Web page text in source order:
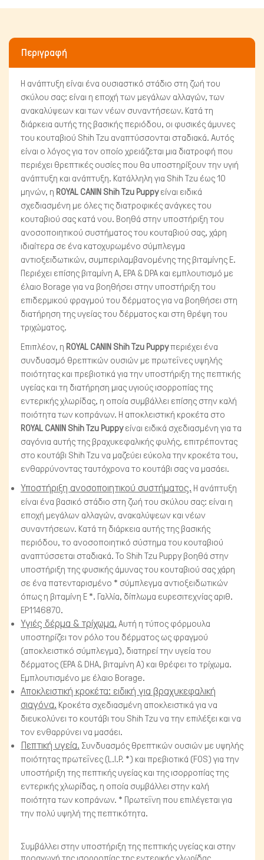
Μικρά ζώα
Ψάρια/Ερπετά
Περιγραφή
Η ανάπτυξη είναι ένα ουσιαστικό στάδιο στη ζωή του
σκύλου σας: είναι η εποχή των μεγάλων αλλαγών, των
ανακαλύψεων και των νέων συναντήσεων. Κατά τη
διάρκεια αυτής της βασικής περιόδου, οι φυσικές άμυνες
του κουταβιού Shih Tzu αναπτύσσονται σταδιακά. Αυτός
είναι ο λόγος για τον οποίο χρειάζεται μια διατροφή που
περιέχει θρεπτικές ουσίες που θα υποστηρίξουν την υγιή
ανάπτυξη και ανάπτυξη. Κατάλληλη για Shih Tzu έως 10
μηνών, η ROYAL CANIN Shih Tzu Puppyείναι ειδικά
σχεδιασμένη με όλες τις διατροφικές ανάγκες του
κουταβιού σας κατά νου. Βοηθά στην υποστήριξη του
ανοσοποιητικού συστήματος του κουταβιού σας, χάρη
ιδιαίτερα σε ένα κατοχυρωμένο σύμπλεγμα
αντιοξειδωτικών, συμπεριλαμβανομένης της βιταμίνης E.
Περιέχει επίσης βιταμίνη Α, EPA & DPA και εμπλουτισμό με
έλαιο Borage για να βοηθήσει στην υποστήριξη του
επιδερμικού φραγμού του δέρματος για να βοηθήσει στη
διατήρηση της υγείας του δέρματος και στη θρέψη του
τριχώματος.
Επιπλέον, η ROYAL CANIN Shih Tzu Puppyπεριέχει ένα
συνδυασμό θρεπτικών ουσιών με πρωτεΐνες υψηλής
ποιότητας και πρεβιοτικά για την υποστήριξη της πεπτικής
υγείας και τη διατήρηση μιας υγιούς ισορροπίας της
εντερικής χλωρίδας, η οποία συμβάλλει επίσης στην καλή
ποιότητα των κοπράνων. Η αποκλειστική κροκέτα στο
ROYAL CANIN Shih Tzu Puppyείναι ειδικά σχεδιασμένη για τα
σαγόνια αυτής της βραχυκεφαλικής φυλής, επιτρέποντας
στο κουτάβι Shih Tzu να μαζεύει εύκολα την κροκέτα του,
ενθαρρύνοντας ταυτόχρονα το κουτάβι σας να μασάει.
Υποστήριξη ανοσοποιητικού συστήματος. Η ανάπτυξη
είναι ένα βασικό στάδιο στη ζωή του σκύλου σας: είναι η
εποχή μεγάλων αλλαγών, ανακαλύψεων και νέων
συναντήσεων. Κατά τη διάρκεια αυτής της βασικής
περιόδου, το ανοσοποιητικό σύστημα του κουταβιού
αναπτύσσεται σταδιακά. Το Shih Tzu Puppy βοηθά στην
υποστήριξη της φυσικής άμυνας του κουταβιού σας χάρη
σε ένα πατενταρισμένο * σύμπλεγμα αντιοξειδωτικών
όπως η βιταμίνη Ε *. Γαλλία, δίπλωμα ευρεσιτεχνίας αριθ.
ΕΡ1146870.
Υγιές δέρμα & τρίχωμα. Αυτή η τύπος φόρμουλα
υποστηρίζει τον ρόλο του δέρματος ως φραγμού
(αποκλειστικό σύμπλεγμα), διατηρεί την υγεία του
δέρματος (EPA & DHA, βιταμίνη Α) και θρέφει το τρίχωμα.
Εμπλουτισμένο με έλαιο Borage.
Αποκλειστική κροκέτα: ειδική για βραχυκεφαλική
σιαγόνα. Κροκέτα σχεδιασμένη αποκλειστικά για να
διευκολύνει το κουτάβι του Shih Tzu να την επιλέξει και να
τον ενθαρρύνει να μασάει.
Πεπτική υγεία. Συνδυασμός θρεπτικών ουσιών με υψηλής
ποιότητας πρωτεΐνες (L.I.P. *) και πρεβιοτικά (FOS) για την
υποστήριξη της πεπτικής υγείας και της ισορροπίας της
εντερικής χλωρίδας, η οποία συμβάλλει στην καλή
ποιότητα των κοπράνων. * Πρωτεΐνη που επιλέγεται για
την πολύ υψηλή της πεπτικότητα.
Συμβάλλει στην υποστήριξη της πεπτικής υγείας και στην
προαγωγή της ισορροπίας της εντερικής χλωρίδας.